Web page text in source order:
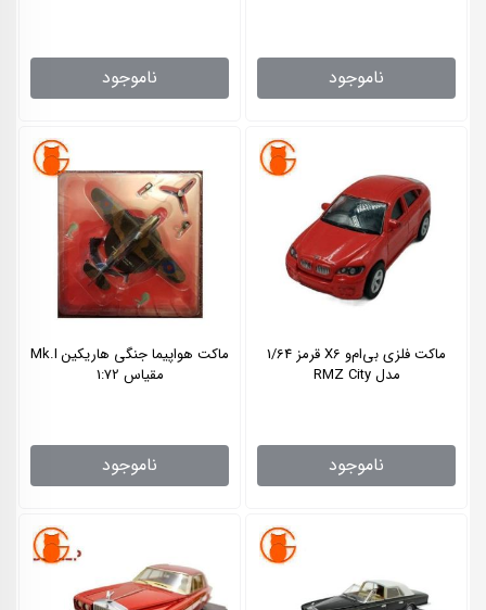
ناموجود ناموجود
ماکت فلزی بی‌ام‌و X6 قرمز 1/64
مدل RMZ City
ناموجود
ماکت هواپیما جنگی هاریکین Mk.I
مقیاس 1:72
ناموجود